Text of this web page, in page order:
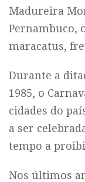
Madureira
Pernambuco,
maracatus,
Durante a
1985, o
cidades do
a ser
tempo a
Nos últimos